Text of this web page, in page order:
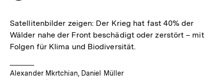
Satellitenbilder zeigen: Der Krieg hat fast 40% der
Wälder nahe der Front beschädigt oder zerstört – mit
Folgen für Klima und Biodiversität.
Alexander Mkrtchian, Daniel Müller